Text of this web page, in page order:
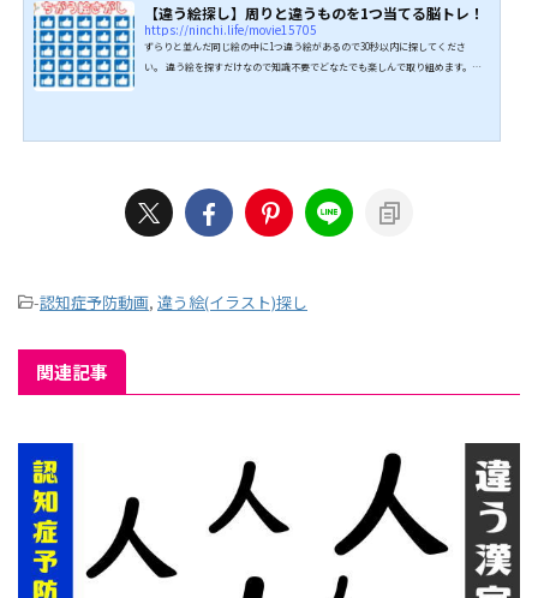
【違う絵探し】周りと違うものを1つ当てる脳トレ！
https://ninchi.life/movie15705
ずらりと並んだ同じ絵の中に1つ違う絵があるので30秒以内に探してくださ
い。 違う絵を探すだけなので知識不要でどなたでも楽しんで取り組めます。見
-認知症予防動画, 違う絵(イラスト)探し
関連記事